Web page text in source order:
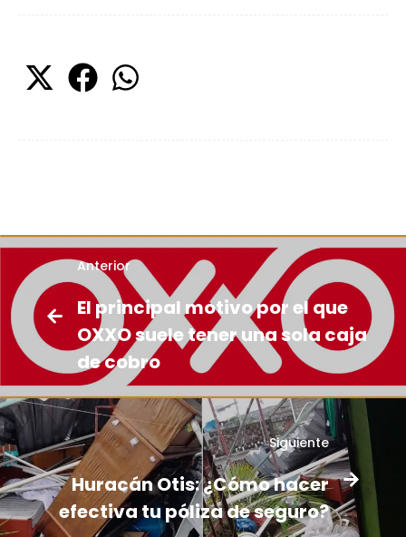
Anterior
El principal motivo por el que
OXXO suele tener una sola caja
de cobro
Siguiente
Huracán Otis: ¿Cómo hacer
efectiva tu póliza de seguro?